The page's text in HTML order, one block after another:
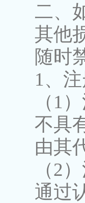
二、
其他
随时
1、
（1
不具
由其
（2
通过